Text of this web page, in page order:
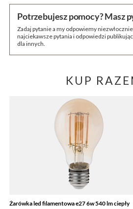
Potrzebujesz pomocy? Masz
Zadaj pytanie a my odpowiemy
najciekawsze pytania i odpowiedzi publikując
dla innych.
KUP
Żarówka led filamentowa e27 6w 540 lm ciepły